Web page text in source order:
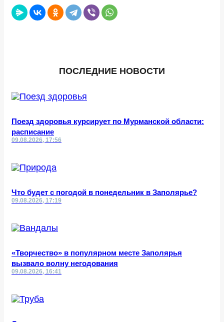
ПОСЛЕДНИЕ НОВОСТИ
Поезд здоровья курсирует по Мурманской области:
расписание
09.08.2026, 17:56
Что будет с погодой в понедельник в Заполярье?
09.08.2026, 17:19
«Творчество» в популярном месте Заполярья
вызвало волну негодования
09.08.2026, 16:41